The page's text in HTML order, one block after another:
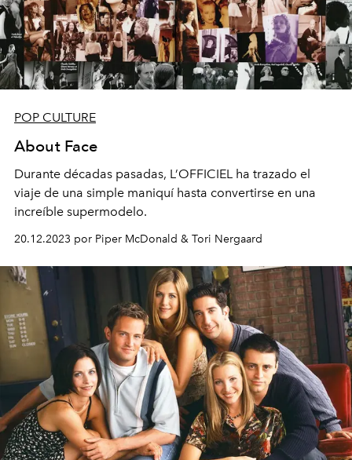
POP CULTURE
About Face
Durante décadas pasadas, L’OFFICIEL ha trazado el
viaje de una simple maniquí hasta convertirse en una
increíble supermodelo.
20.12.2023 por Piper McDonald & Tori Nergaard